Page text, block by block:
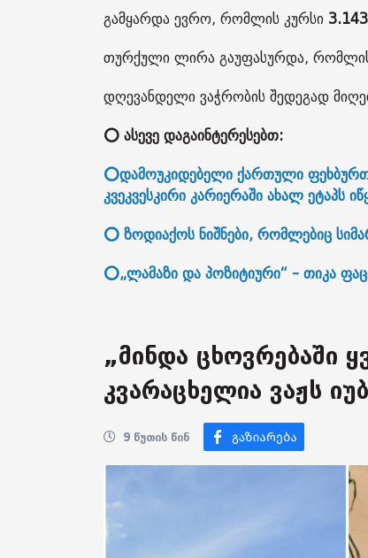
გამყარდა ევრო, რომლის კურსი
თურქული ლირა გაუფასურდა,
დღევანდელი ვაჭრობის შედეგად
⭕ ასევე დაგაინტერესებთ:
⭕დამოუკიდებელი ქართული
კვეკვესკირი კარიერაში ახალ ეტაპს
⭕ ზოდიაქოს ნიშნები, რომლებიც
⭕„ლამაზი და პოზიტიური“ - თიკა
„მინდა ცხოვრებაში
კვარაცხელია ვაჟს
9 წუთის წინ